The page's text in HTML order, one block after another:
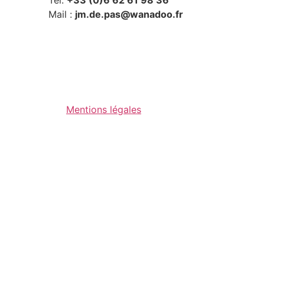
Mail : jm.de.pas@wanadoo.fr
Mentions légales